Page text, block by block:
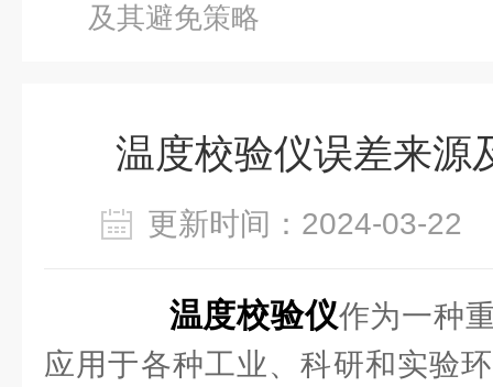
及其避免策略
温度校验仪误差来源
更新时间：2024-03-
温度校验仪作为一种
应用于各种工业、科研和实验